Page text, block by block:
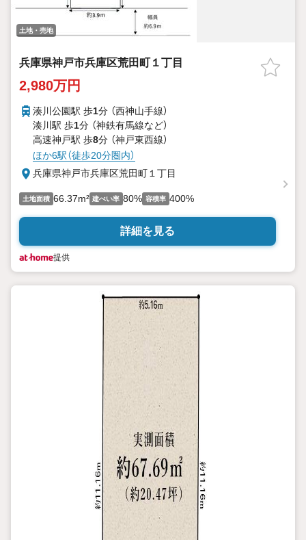
土地・売地
兵庫県神戸市兵庫区荒田町１丁目
2,980万円
湊川公園駅 歩1分 （西神山手線）
湊川駅 歩1分 （神鉄有馬線など）
高速神戸駅 歩8分 （神戸東西線）
ほか6駅（徒歩20分圏内）
兵庫県神戸市兵庫区荒田町１丁目
土地面積 66.37m² 建ぺい率 80% 容積率 400%
詳細を見る
提供